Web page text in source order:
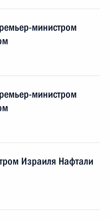
министром
министром
Израиля Нафтали